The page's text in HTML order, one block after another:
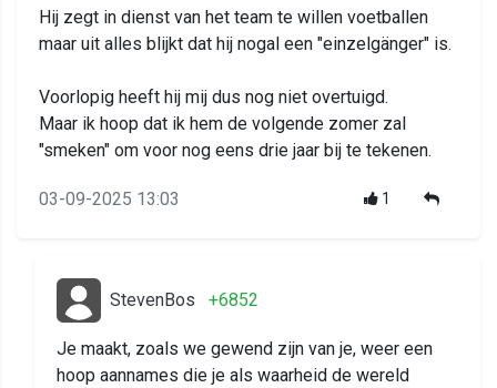
Hij zegt in dienst van het team te willen voetballen
maar uit alles blijkt dat hij nogal een "einzelgänger" is.
Voorlopig heeft hij mij dus nog niet overtuigd.
Maar ik hoop dat ik hem de volgende zomer zal
"smeken" om voor nog eens drie jaar bij te tekenen.
03-09-2025 13:03 1
StevenBos +6852
Je maakt, zoals we gewend zijn van je, weer een
hoop aannames die je als waarheid de wereld